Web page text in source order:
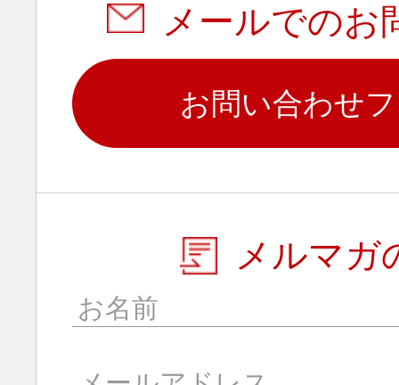
メールでのお
お問い合わせ
メルマガ